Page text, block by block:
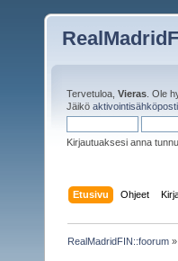
Tervetuloa, Vieras . Ole
Jäikö aktivointisähköposti
Kirjautuaksesi anna
Etusivu Ohjeet
RealMadridFIN::foorum »